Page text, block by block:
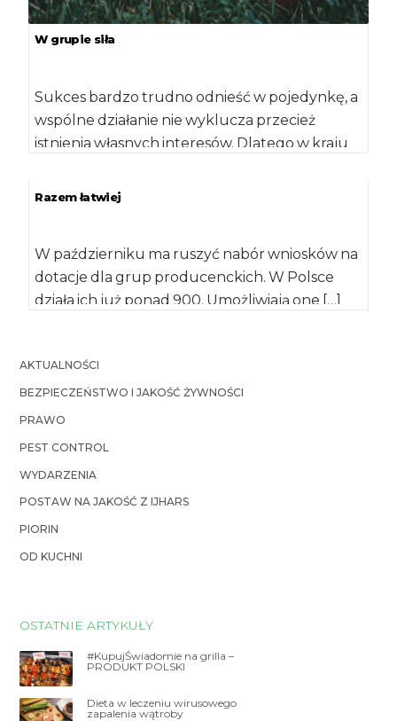
W grupie siła
Sukces bardzo trudno odnieść w pojedynkę, a
wspólne działanie nie wyklucza przecież
istnienia własnych interesów. Dlatego w kraju
Razem łatwiej
W październiku ma ruszyć nabór wniosków na
dotacje dla grup producenckich. W Polsce
działa ich już ponad 900. Umożliwiają one […]
AKTUALNOŚCI
BEZPIECZEŃSTWO I JAKOŚĆ ŻYWNOŚCI
PRAWO
PEST CONTROL
WYDARZENIA
POSTAW NA JAKOŚĆ Z IJHARS
PIORIN
OD KUCHNI
OSTATNIE ARTYKUŁY
#KupujŚwiadomie na grilla –
PRODUKT POLSKI
Dieta w leczeniu wirusowego
zapalenia wątroby